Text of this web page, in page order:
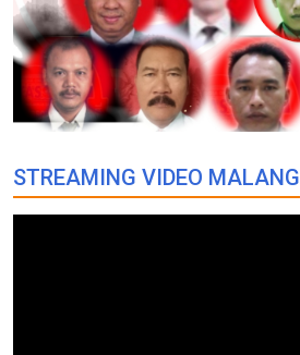
STREAMING VIDEO MALANG